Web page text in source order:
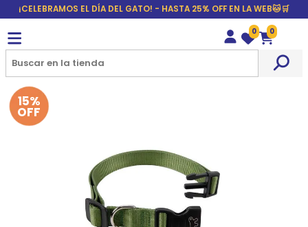
¡CELEBRAMOS EL DÍA DEL GATO! - HASTA 25% OFF EN LA WEB🐱🛒
Wishlist
0
Carrito
0
15%
OFF